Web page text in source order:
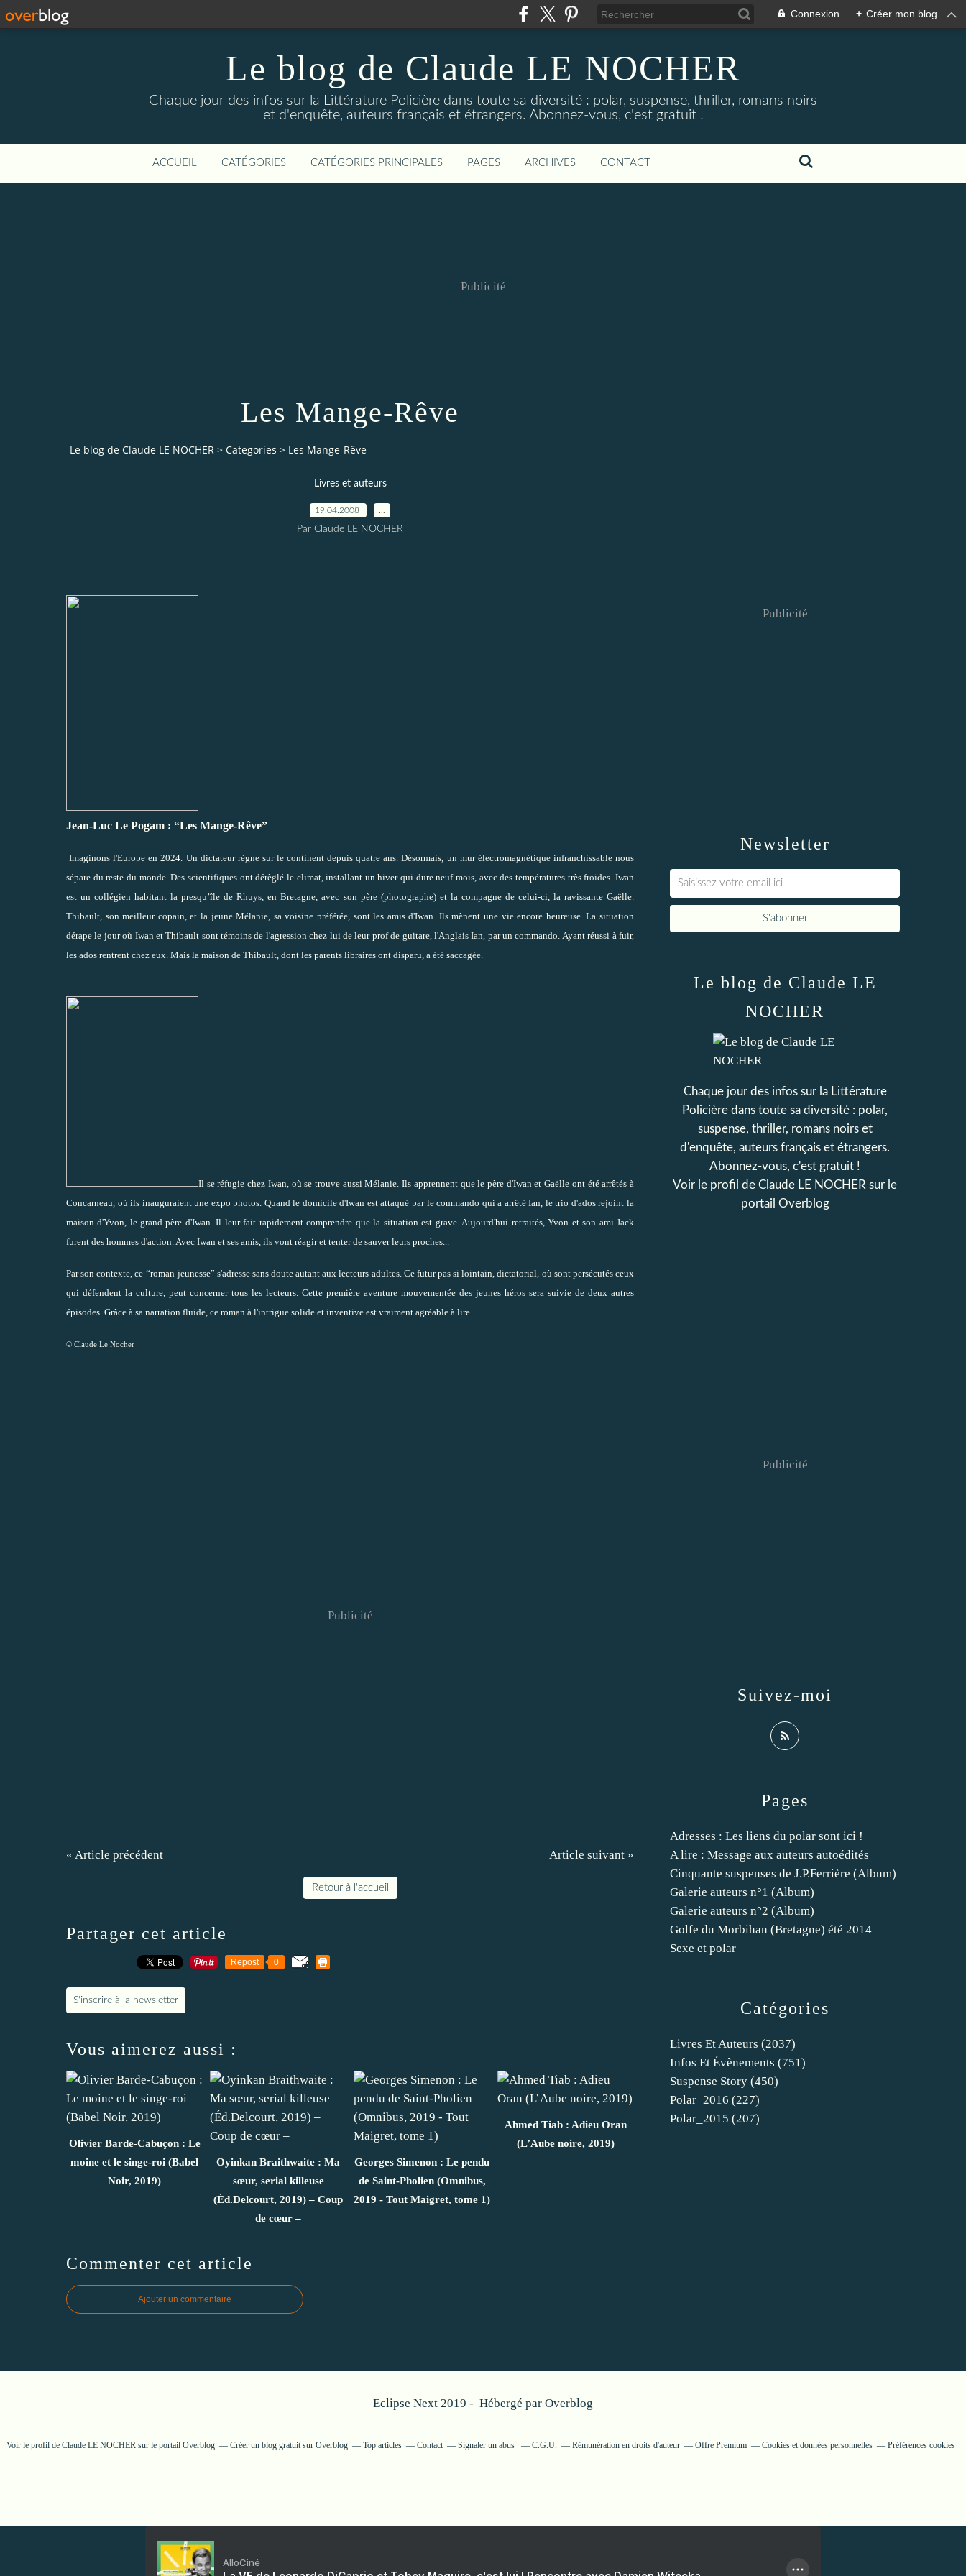
Connexion + Créer mon blog
Le blog de Claude LE NOCHER
Chaque jour des infos sur la Littérature Policière dans toute sa diversité : polar, suspense, thriller, romans noirs
et d'enquête, auteurs français et étrangers. Abonnez-vous, c'est gratuit !
ACCUEIL CATÉGORIES CATÉGORIES PRINCIPALES PAGES ARCHIVES CONTACT
Publicité
Les Mange-Rêve
Le blog de Claude LE NOCHER > Categories > Les Mange-Rêve
Livres et auteurs
19.04.2008
Par Claude LE NOCHER
Jean-Luc Le Pogam : “Les Mange-Rêve”
Imaginons l'Europe en 2024. Un dictateur règne sur le continent depuis quatre ans. Désormais, un mur électromagnétique infranchissable nous
sépare du reste du monde. Des scientifiques ont dérèglé le climat, installant un hiver qui dure neuf mois, avec des températures très froides. Iwan
est un collégien habitant la presqu’île de Rhuys, en Bretagne, avec son père (photographe) et la compagne de celui-ci, la ravissante Gaëlle.
Thibault, son meilleur copain, et la jeune Mélanie, sa voisine préférée, sont les amis d'Iwan. Ils mènent une vie encore heureuse. La situation
dérape le jour où Iwan et Thibault sont témoins de l'agression chez lui de leur prof de guitare, l'Anglais Ian, par un commando. Ayant réussi à fuir,
les ados rentrent chez eux. Mais la maison de Thibault, dont les parents libraires ont disparu, a été saccagée.
Il se réfugie chez Iwan, où se trouve aussi Mélanie. Ils apprennent que le père d'Iwan et Gaëlle ont été arrêtés à
Concarneau, où ils inauguraient une expo photos. Quand le domicile d'Iwan est attaqué par le commando qui a arrêté Ian, le trio d'ados rejoint la
maison d'Yvon, le grand-père d'Iwan. Il leur fait rapidement comprendre que la situation est grave. Aujourd'hui retraités, Yvon et son ami Jack
furent des hommes d'action. Avec Iwan et ses amis, ils vont réagir et tenter de sauver leurs proches...
Par son contexte, ce “roman-jeunesse” s'adresse sans doute autant aux lecteurs adultes. Ce futur pas si lointain, dictatorial, où sont persécutés ceux
qui défendent la culture, peut concerner tous les lecteurs. Cette première aventure mouvementée des jeunes héros sera suivie de deux autres
épisodes. Grâce à sa narration fluide, ce roman à l'intrigue solide et inventive est vraiment agréable à lire.
© Claude Le Nocher
Publicité
« Article précédent Article suivant »
Retour à l'accueil
Partager cet article
Repost 0
S'inscrire à la newsletter
Vous aimerez aussi :
Olivier Barde-Cabuçon : Le
moine et le singe-roi (Babel
Noir, 2019)
Oyinkan Braithwaite : Ma
sœur, serial killeuse
(Éd.Delcourt, 2019) – Coup
de cœur –
Georges Simenon : Le pendu
de Saint-Pholien (Omnibus,
2019 - Tout Maigret, tome 1)
Ahmed Tiab : Adieu Oran
(L’Aube noire, 2019)
Commenter cet article
Ajouter un commentaire
Newsletter
Publicité
Catégories
Livres Et Auteurs (2037)
Infos Et Évènements (751)
Suspense Story (450)
Polar_2016 (227)
Polar_2015 (207)
Pages
Adresses : Les liens du polar sont ici !
A lire : Message aux auteurs autoédités
Cinquante suspenses de J.P.Ferrière (Album)
Galerie auteurs n°1 (Album)
Galerie auteurs n°2 (Album)
Golfe du Morbihan (Bretagne) été 2014
Sexe et polar
Le blog de Claude LE
NOCHER
Chaque jour des infos sur la Littérature
Policière dans toute sa diversité : polar,
suspense, thriller, romans noirs et
d'enquête, auteurs français et étrangers.
Abonnez-vous, c'est gratuit !
Voir le profil de Claude LE NOCHER sur le
portail Overblog
Suivez-moi
Publicité
Eclipse Next 2019 - Hébergé par Overblog
Voir le profil de Claude LE NOCHER sur le portail Overblog Créer un blog gratuit sur Overblog Top articles Contact Signaler un abus C.G.U. Rémunération en droits d'auteur Offre Premium Cookies et données personnelles Préférences cookies
AlloCiné